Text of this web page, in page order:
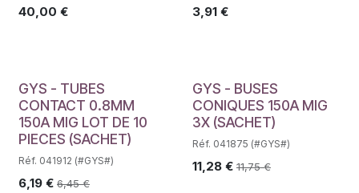
40,00 € 3,91€
GYS - TUBES
CONTACT 0.8MM
150A MIG LOT DE 10
PIECES (SACHET)
Réf. 041912 (#GYS#)
6,19 € 6,45€
GYS - BUSES
CONIQUES 150A MIG
3X (SACHET)
Réf. 041875 (#GYS#)
11,28€ 11,75€